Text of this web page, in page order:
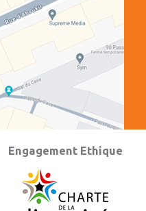
Engagement Ethique